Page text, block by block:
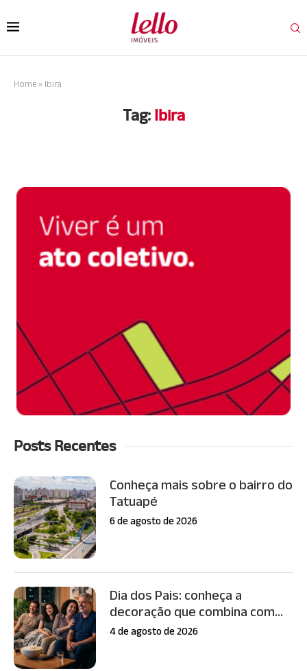
Home » Ibira
Tag: Ibira
Posts Recentes
Conheça mais sobre o bairro do
Tatuapé
6 de agosto de 2026
Dia dos Pais: conheça a
decoração que combina com...
4 de agosto de 2026